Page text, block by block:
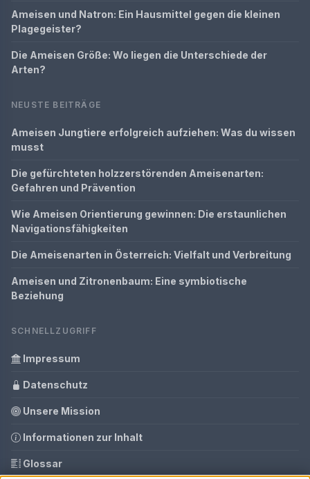
Ameisen und Natron: Ein Hausmittel gegen die kleinen
Plagegeister?
Die Ameisen Größe: Wo liegen die Unterschiede der
Arten?
NEUSTE BEITRÄGE
Ameisen Jungtiere erfolgreich aufziehen: Was du wissen
musst
Die gefürchteten holzzerstörenden Ameisenarten:
Gefahren und Prävention
Wie Ameisen Orientierung gewinnen: Die erstaunlichen
Navigationsfähigkeiten
Die Ameisenarten in Österreich: Vielfalt und Verbreitung
Ameisen und Zitronenbaum: Eine symbiotische
Beziehung
SCHNELLZUGRIFF
Impressum
Datenschutz
Unsere Mission
Informationen zur Inhalt
Glossar